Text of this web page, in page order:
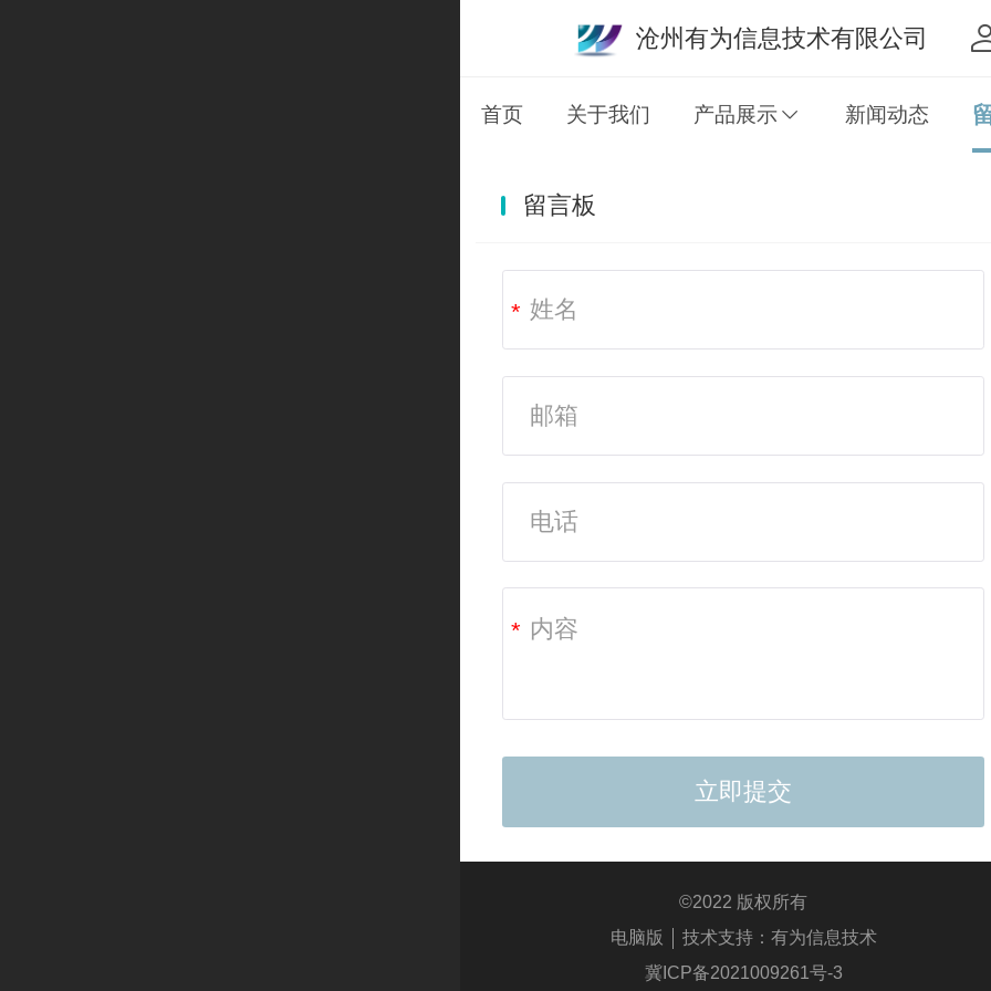
沧州有为信息技术有限公司
首页 关于我们 产品展示 新闻动态
留言板
*
*
©2022 版权所有
电脑版
技术支持： 有为信息技术
冀ICP备2021009261号-3